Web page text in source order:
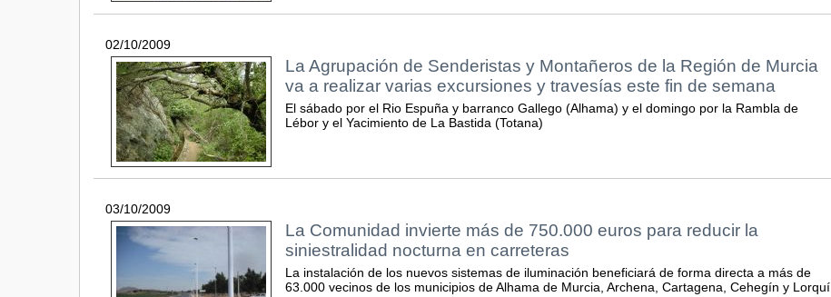
02/10/2009
La Agrupación de Senderistas y Montañeros de la Región de Murcia
va a realizar varias excursiones y travesías este fin de semana
El sábado por el Rio Espuña y barranco Gallego (Alhama) y el domingo por la Rambla de
Lébor y el Yacimiento de La Bastida (Totana)
03/10/2009
La Comunidad invierte más de 750.000 euros para reducir la
siniestralidad nocturna en carreteras
La instalación de los nuevos sistemas de iluminación beneficiará de forma directa a más de
63.000 vecinos de los municipios de Alhama de Murcia, Archena, Cartagena, Cehegín y Lorquí